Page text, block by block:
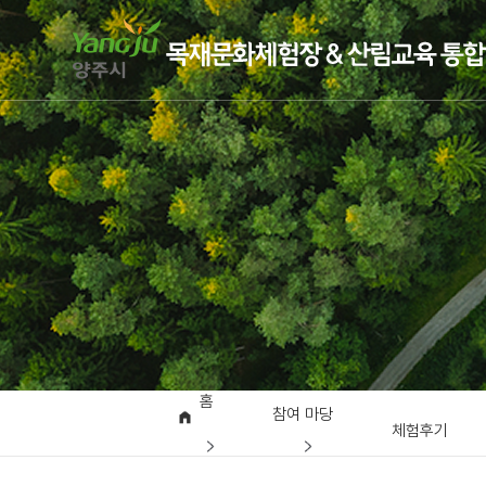
홈
참여 마당
체험후기